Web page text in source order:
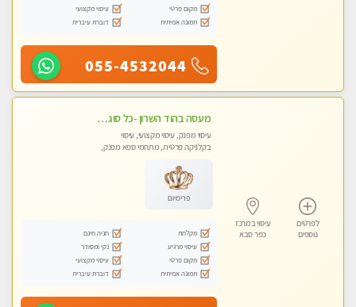
מקום פרטי
עיסוי מקצועי
תמונה אמיתית
דוברת עיברית
055-4532044
לפרטים
נוספים
עיסוי במרכז
כפר סבא
מעסה בהוד השרון -כל סוגי העיסויים מעסה מקצועית ואיכותית פרטי!!!מומלץ לחלוטין!!
עיסוי מפנק, עיסוי מקצועי, עיסוי
בקלניקה פרטית, מתחמי ספא מפנק,
פרימיום
מקלחת
חניה חינם
עיסוי מרגיע
נקי ומסודר
מקום פרטי
עיסוי מקצועי
תמונה אמיתית
דוברת עיברית